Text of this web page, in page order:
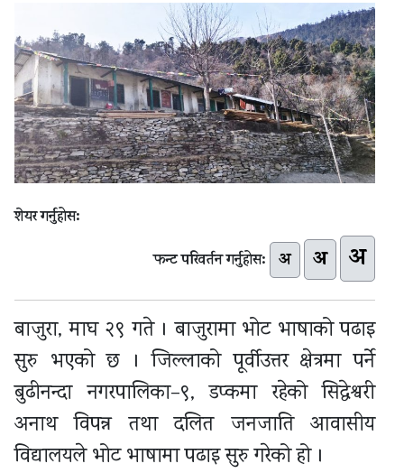
शेयर गर्नुहोस:
फन्ट परिवर्तन गर्नुहोस: अ अ अ
बाजुरा, माघ २९ गते । बाजुरामा भोट भाषाको पढाइ
सुरु भएको छ । जिल्लाको पूर्वीउत्तर क्षेत्रमा पर्ने
बुढीनन्दा नगरपालिका–९, डप्कमा रहेको सिद्धेश्वरी
अनाथ विपन्न तथा दलित जनजाति आवासीय
विद्यालयले भोट भाषामा पढाइ सुरु गरेको हो ।